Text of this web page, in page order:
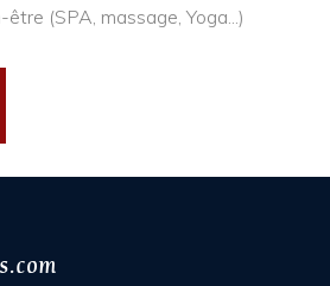
(SPA, massage, Yoga...)